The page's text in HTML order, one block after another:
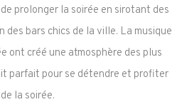
prolonger la soirée en sirotant des
des bars chics de la ville. La musique
ont créé une atmosphère des plus
parfait pour se détendre et profiter
de la soirée.